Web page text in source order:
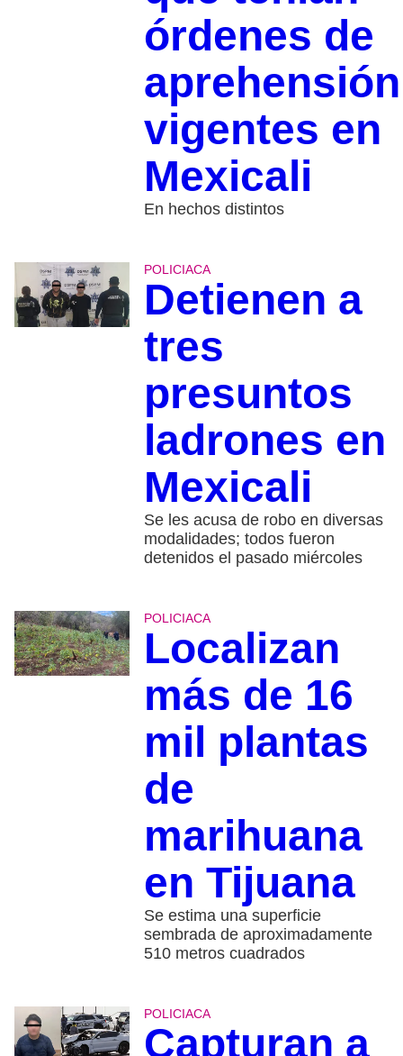
órdenes de
aprehensión
vigentes en
Mexicali
En hechos distintos
POLICIACA
Detienen a
tres
presuntos
ladrones en
Mexicali
Se les acusa de robo en diversas
modalidades; todos fueron
detenidos el pasado miércoles
POLICIACA
Localizan
más de 16
mil plantas
de
marihuana
en Tijuana
Se estima una superficie
sembrada de aproximadamente
510 metros cuadrados
POLICIACA
Capturan a